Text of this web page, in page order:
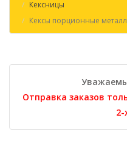
Кексницы
Кексы порционные
Отправка заказов
2-